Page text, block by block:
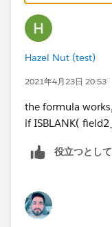
Hazel Nut (test)
2021年4月23日 20:53
the formula
if ISBLANK(
役立つとし